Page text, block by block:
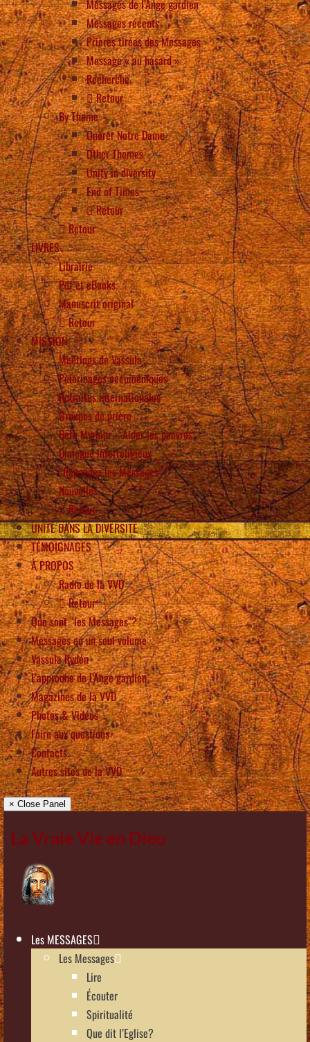
Messages de l’Ange gardien
Messages récents
Prières tirées des Messages
Message « au hasard »
Recherche
Retour
By Theme
Onorer Notre Dame
Other Themes
Unity in diversity
End of Times
Retour
Retour
LIVRES
Librairie
Pdf et eBooks
Manuscrit original
Retour
MISSION
Meetings de Vassula
Pèlerinages oecuméniques
Retraites internationales
Groupes de prière
Beth Myriam – Aider les pauvres
Dialogue interreligieux
“Répandez les Messages” !
Nouvelles
Retour
UNITÉ DANS LA DIVERSITÉ
TÉMOIGNAGES
À PROPOS
Radio de la VVD
Retour
Que sont “les Messages”?
Messages en un seul volume
Vassula Rydén
L’approche de l’Ange gardien
Magazines de la VVD
Photos & Vidéos
Foire aux questions
Contacts
Autres sites de la VVD
× Close Panel
La Vraie Vie en Dieu
Les MESSAGES
Les Messages
Lire
Écouter
Spiritualité
Que dit l’Eglise?